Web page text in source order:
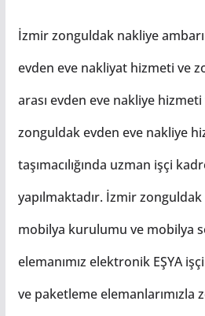
İzmir zonguldak nakliye
evden eve nakliyat hizmeti ve
arası evden eve nakliye
zonguldak evden eve nakliye
taşımacılığında uzman işçi
yapılmaktadır. İzmir
mobilya kurulumu ve mobilya
elemanımız elektronik EŞYA
ve paketleme elemanlarımızla